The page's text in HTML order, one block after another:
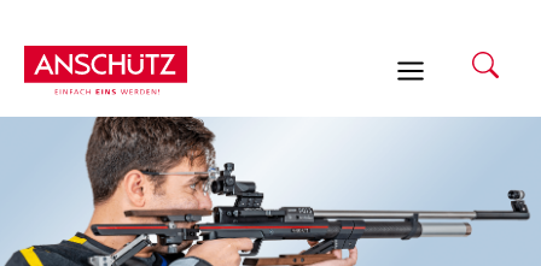
Inhalt
springen